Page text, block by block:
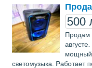
500
Продам
мощный
светомузыка. Работает